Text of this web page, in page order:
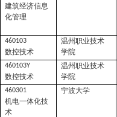
建筑经济信息
化管理
460103
数控技术
温州职业技术
学院
460103Y
数控技术
温州职业技术
学院
460301
机电一体化技
术
宁波大学